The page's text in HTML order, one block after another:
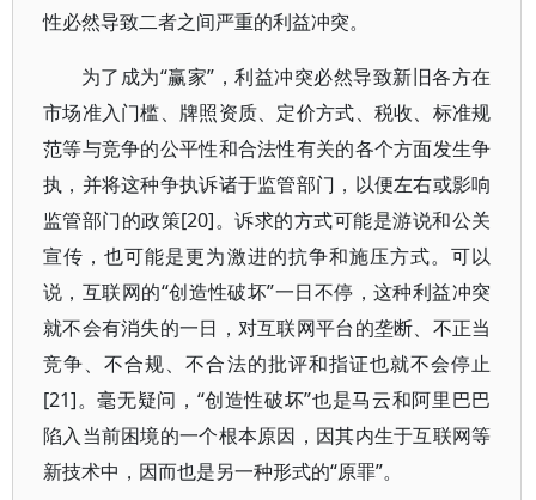
性必然导致二者之间严重的利益冲突。
为了成为“赢家”，利益冲突必然导致新旧各方在
市场准入门槛、牌照资质、定价方式、税收、标准规
范等与竞争的公平性和合法性有关的各个方面发生争
执，并将这种争执诉诸于监管部门，以便左右或影响
监管部门的政策[20]。诉求的方式可能是游说和公关
宣传，也可能是更为激进的抗争和施压方式。可以
说，互联网的“创造性破坏”一日不停，这种利益冲突
就不会有消失的一日，对互联网平台的垄断、不正当
竞争、不合规、不合法的批评和指证也就不会停止
[21]。毫无疑问，“创造性破坏”也是马云和阿里巴巴
陷入当前困境的一个根本原因，因其内生于互联网等
新技术中，因而也是另一种形式的“原罪”。